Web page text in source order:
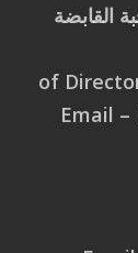
القابضة
of
Email –